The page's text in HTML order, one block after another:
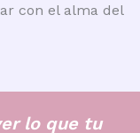
con el alma del
lo que tu